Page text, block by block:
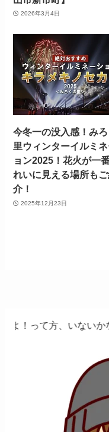
2026年3月4日
今冬一の没入感！み
里ウィンターイルミ
ョン2025！花火が一
れいに見える場所も
介！
2025年12月23日
ないかな？？？『ふ